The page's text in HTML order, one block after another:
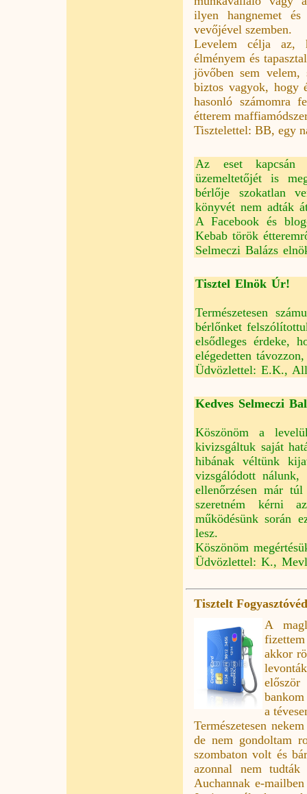
ilyen hangnemet
vevőjével szemben.
Levelem célja az,
élményem és
jövőben sem velem,
biztos vagyok, hogy
hasonló számomra
étterem
Tisztelettel: BB, egy
Az eset kapcsán
üzemeltetőjét is
bérlője szokatlan
könyvét nem adták
A Facebook és
Kebab török
Selmeczi Balázs
Tisztel Elnök Úr!
Természetesen
bérlőnket
elsődleges érdeke,
elégedetten
Üdvözlettel: E.K.,
Kedves Selmeczi
Köszönöm a
kivizsgáltuk saját
hibának véltünk
vizsgálódott
ellenőrzésen már
szeretném kérni
működésünk során
lesz.
Köszönöm
Üdvözlettel: K.,
Tisztelt
A
akkor
a
Természetesen
de nem gondoltam
szombaton volt és
azonnal nem
Auchannak e-